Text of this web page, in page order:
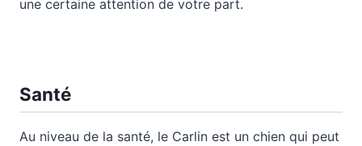
une certaine attention de votre part.
Santé
Au niveau de la santé, le Carlin est un chien qui peut